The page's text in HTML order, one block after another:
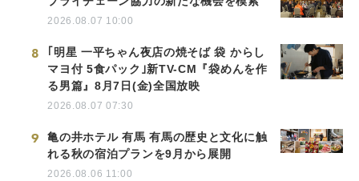
2026.08.07 10:00
8
｢明星 一平ちゃん夜店の焼そば 袋 からし
マヨ付 5食パック｣新TV-CM『袋めんを作
る男篇』8月7日(金)全国放映
2026.08.07 07:30
9
亀の井ホテル 有馬 有馬の歴史と文化に触
れる秋の宿泊プランを9月から展開
2026.08.06 11:00